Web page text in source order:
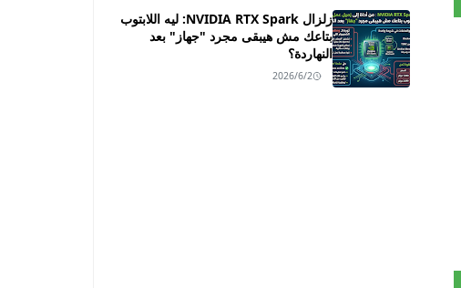
زلزال NVIDIA RTX Spark: ليه اللابتوب
بتاعك مش هيبقى مجرد "جهاز" بعد
النهاردة؟
2026/6/2